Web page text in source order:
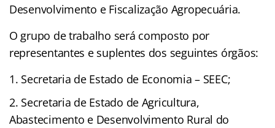
Desenvolvimento e Fiscalização Agropecuária.
O grupo de trabalho será composto por
representantes e suplentes dos seguintes órgãos:
Secretaria de Estado de Economia – SEEC;
Secretaria de Estado de Agricultura,
Abastecimento e Desenvolvimento Rural do